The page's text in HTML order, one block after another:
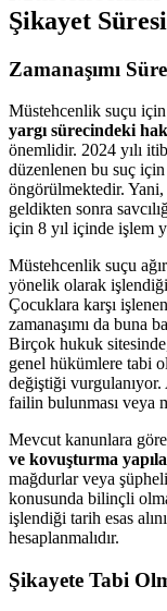
Şikayet Süresi
Zamanaşımı
Müstehcenlik suçu
yargı sürecindeki
önemlidir. 2024 yılı
düzenlenen bu suç
öngörülmektedir.
geldikten sonra
için 8 yıl içinde işlem
Müstehcenlik suçu
yönelik olarak
Çocuklara karşı
zamanaşımı da buna
Birçok hukuk
genel hükümlere tabi
değiştiği vurgulanıyor.
failin bulunması veya
Mevcut kanunlara
ve kovuşturma
mağdurlar veya
konusunda bilinçli
işlendiği tarih esas
hesaplanmalıdır.
Şikayete Tabi